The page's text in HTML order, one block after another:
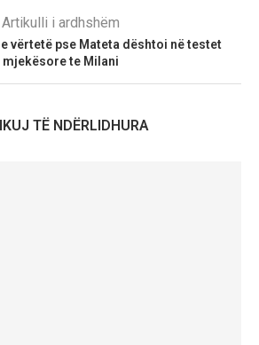
Artikulli i ardhshëm
vërtetë pse Mateta dështoi në testet
mjekësore te Milani
TË NDËRLIDHURA